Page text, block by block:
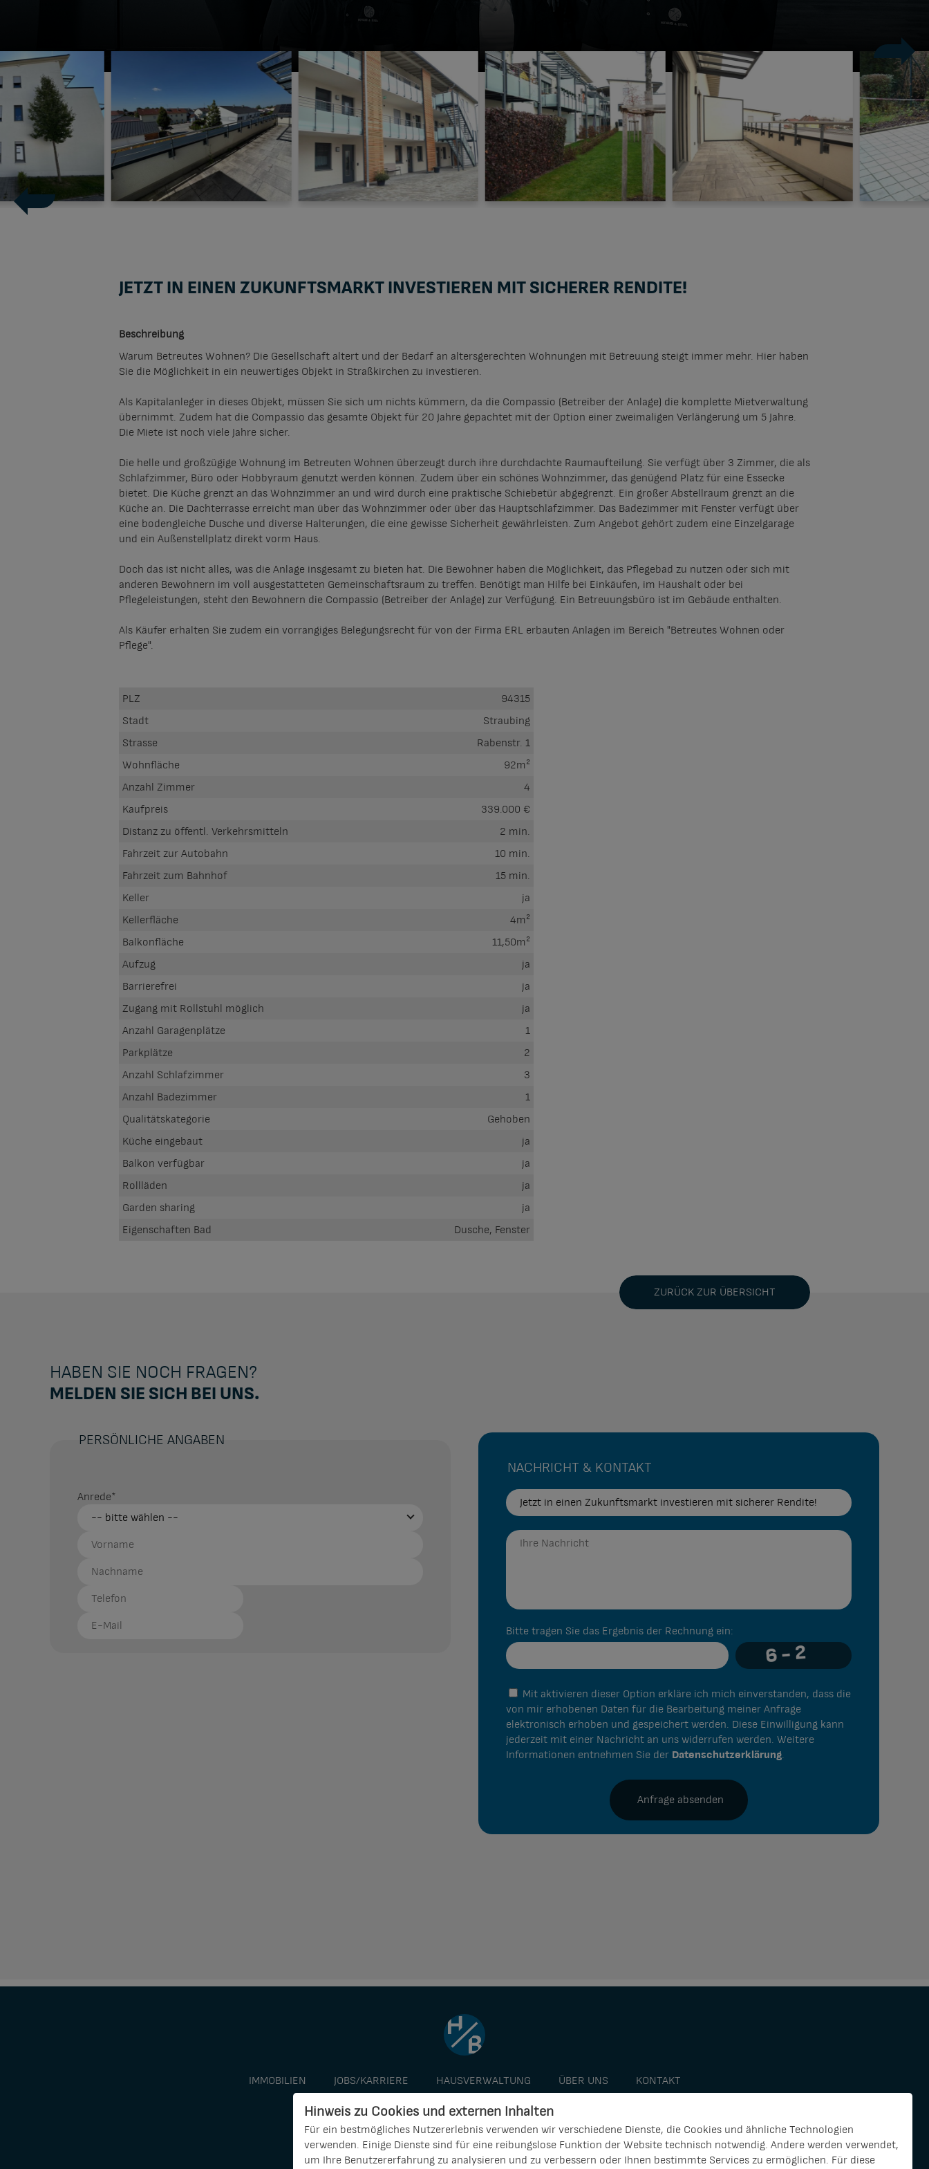
›
JETZT IN EINEN ZUKUNFTSMARKT INVESTIEREN MIT SICHERER RENDITE!
Beschreibung
Warum Betreutes Wohnen? Die Gesellschaft altert und der Bedarf an altersgerechten Wohnungen mit Betreuung steigt immer mehr. Hier haben
Sie die Möglichkeit in ein neuwertiges Objekt in Straßkirchen zu investieren.
Als Kapitalanleger in dieses Objekt, müssen Sie sich um nichts kümmern, da die Compassio (Betreiber der Anlage) die komplette Mietverwaltung
übernimmt. Zudem hat die Compassio das gesamte Objekt für 20 Jahre gepachtet mit der Option einer zweimaligen Verlängerung um 5 Jahre.
Die Miete ist noch viele Jahre sicher.
Die helle und großzügige Wohnung im Betreuten Wohnen überzeugt durch ihre durchdachte Raumaufteilung. Sie verfügt über 3 Zimmer, die als
Schlafzimmer, Büro oder Hobbyraum genutzt werden können. Zudem über ein schönes Wohnzimmer, das genügend Platz für eine Essecke
bietet. Die Küche grenzt an das Wohnzimmer an und wird durch eine praktische Schiebetür abgegrenzt. Ein großer Abstellraum grenzt an die
Küche an. Die Dachterrasse erreicht man über das Wohnzimmer oder über das Hauptschlafzimmer. Das Badezimmer mit Fenster verfügt über
eine bodengleiche Dusche und diverse Halterungen, die eine gewisse Sicherheit gewährleisten. Zum Angebot gehört zudem eine Einzelgarage
und ein Außenstellplatz direkt vorm Haus.
Doch das ist nicht alles, was die Anlage insgesamt zu bieten hat. Die Bewohner haben die Möglichkeit, das Pflegebad zu nutzen oder sich mit
anderen Bewohnern im voll ausgestatteten Gemeinschaftsraum zu treffen. Benötigt man Hilfe bei Einkäufen, im Haushalt oder bei
Pflegeleistungen, steht den Bewohnern die Compassio (Betreiber der Anlage) zur Verfügung. Ein Betreuungsbüro ist im Gebäude enthalten.
Als Käufer erhalten Sie zudem ein vorrangiges Belegungsrecht für von der Firma ERL erbauten Anlagen im Bereich "Betreutes Wohnen oder
Pflege".
PLZ
94315
Stadt
Straubing
Strasse
Rabenstr. 1
Wohnfläche
92m²
Anzahl Zimmer
4
Kaufpreis
339.000 €
Distanz zu öffentl. Verkehrsmitteln
2 min.
Fahrzeit zur Autobahn
10 min.
Fahrzeit zum Bahnhof
15 min.
Keller
ja
Kellerfläche
4m²
Balkonfläche
11,50m²
Aufzug
ja
Barrierefrei
ja
Zugang mit Rollstuhl möglich
ja
Anzahl Garagenplätze
1
Parkplätze
2
Anzahl Schlafzimmer
3
Anzahl Badezimmer
1
Qualitätskategorie
Gehoben
Küche eingebaut
ja
Balkon verfügbar
ja
Rollläden
ja
Garden sharing
ja
Eigenschaften Bad
Dusche, Fenster
ZURÜCK ZUR ÜBERSICHT
HABEN SIE NOCH FRAGEN?
MELDEN SIE SICH BEI UNS.
PERSÖNLICHE ANGABEN
Anrede*
NACHRICHT & KONTAKT
Bitte tragen Sie das Ergebnis der Rechnung ein:
von mir erhobenen Daten für die Bearbeitung meiner Anfrage
elektronisch erhoben und gespeichert werden. Diese Einwilligung kann
jederzeit mit einer Nachricht an uns widerrufen werden. Weitere
Informationen entnehmen Sie der Datenschutzerklärung.
IMMOBILIEN JOBS/KARRIERE HAUSVERWALTUNG ÜBER UNS KONTAKT
Hinweis zu Cookies und externen Inhalten
Für ein bestmögliches Nutzererlebnis verwenden wir verschiedene Dienste, die Cookies und ähnliche Technologien
verwenden. Einige Dienste sind für eine reibungslose Funktion der Website technisch notwendig. Andere werden verwendet,
um Ihre Benutzererfahrung zu analysieren und zu verbessern oder Ihnen bestimmte Services zu ermöglichen. Für diese